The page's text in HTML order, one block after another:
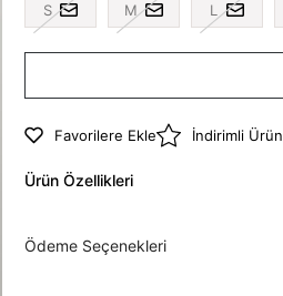
S M L
Favorilere Ekle İndirimli Ürün
Ürün Özellikleri
Ödeme Seçenekleri